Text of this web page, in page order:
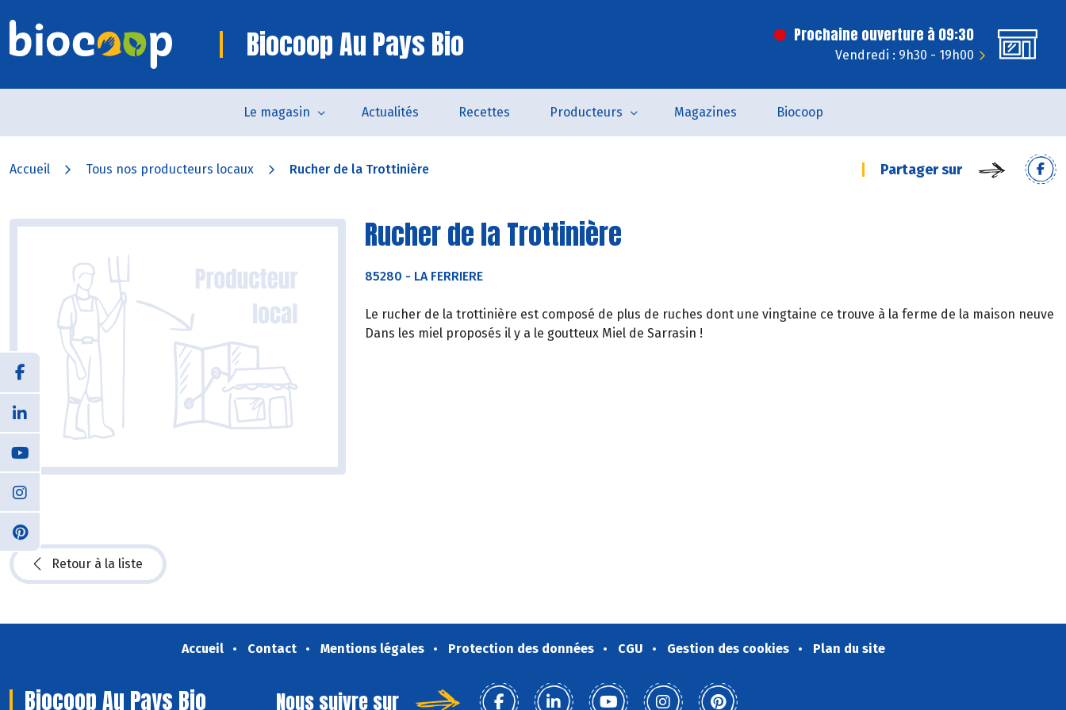
Biocoop Au Pays Bio Prochaine ouverture à 09:30
Vendredi : 9h30 - 19h00
Le magasin Actualités Recettes Producteurs Magazines Biocoop
Accueil Tous nos producteurs locaux Rucher de la Trottinière Partager sur
Rucher de la Trottinière
85280 - LA FERRIERE
Le rucher de la trottinière est composé de plus de ruches dont une vingtaine ce trouve à la ferme de la maison neuve
Dans les miel proposés il y a le goutteux Miel de Sarrasin !
Retour à la liste
Accueil Contact Mentions légales Protection des données CGU Gestion des cookies Plan du site
Biocoop Au Pays Bio Nous suivre sur